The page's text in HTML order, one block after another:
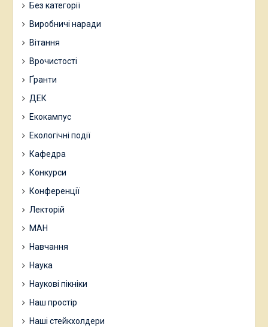
Без категорії
Виробничі наради
Вітання
Врочистості
Ґранти
ДЕК
Екокампус
Екологічні події
Кафедра
Конкурси
Конференції
Лекторій
МАН
Навчання
Наука
Наукові пікніки
Наш простір
Наші стейкхолдери